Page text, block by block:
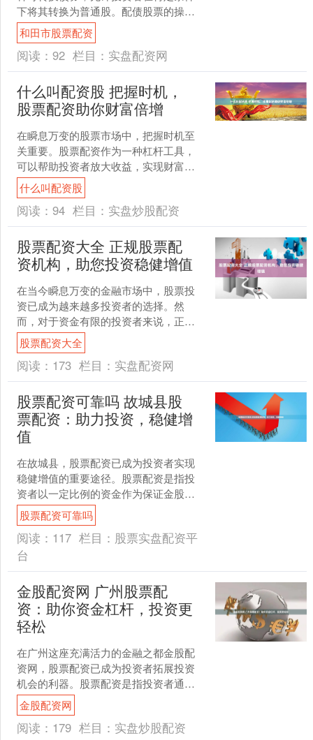
下将其转换为普通股。配债股票的操作
需要把握时机和田市股票配资，以实现
收益最大化。 股票配资本....
和田市股票配资
阅读： 92 栏目： 实盘配资网
什么叫配资股 把握时机，
股票配资助你财富倍增
在瞬息万变的股票市场中，把握时机至
关重要。股票配资作为一种杠杆工具，
可以帮助投资者放大收益，实现财富倍
增。 首先，确保平台拥有合法资质，如
营业执照、金融许可证等....
什么叫配资股
阅读： 94 栏目： 实盘炒股配资
股票配资大全 正规股票配
资机构，助您投资稳健增值
在当今瞬息万变的金融市场中，股票投
资已成为越来越多投资者的选择。然
而，对于资金有限的投资者来说，正规
股票配资机构可以提供杠杆，帮助他们
放大收益。 * **放大收....
股票配资大全
阅读： 173 栏目： 实盘配资网
股票配资可靠吗 故城县股
票配资：助力投资，稳健增
值
在故城县，股票配资已成为投资者实现
稳健增值的重要途径。股票配资是指投
资者以一定比例的资金作为保证金股票
配资可靠吗，向配资公司借入资金进行
股票投资。 专业股票配资....
股票配资可靠吗
阅读： 117 栏目： 股票实盘配资平
台
金股配资网 广州股票配
资：助你资金杠杆，投资更
轻松
在广州这座充满活力的金融之都金股配
资网，股票配资已成为投资者拓展投资
机会的利器。股票配资是指投资者通过
向配资公司借入资金，以放大投资本
金，从而提高收益率。 * ....
金股配资网
阅读： 179 栏目： 实盘炒股配资